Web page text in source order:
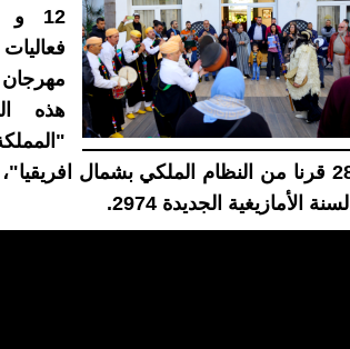
هذه
28 قرنا من النظام الملكي بشمال
السنة الأمازيغية الجديدة 2974.